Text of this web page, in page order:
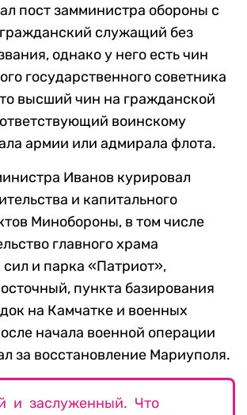
пост замминистра обороны с
служащий без
однако у него есть чин
государственного советника
высший чин на гражданской
воинскому
армии или адмирала флота.
Иванов курировал
и капитального
Минобороны, в том числе
главного храма
и парка «Патриот»,
пункта базирования
на Камчатке и военных
начала военной операции
за восстановление Мариуполя.
и заслуженный. Что